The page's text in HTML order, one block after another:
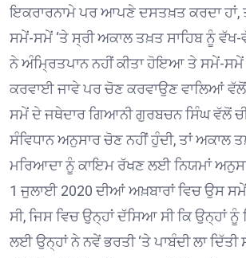
ਇਕਰਾਰਨਾਮੇ ਪਰ ਆਪਣੇ ਦਸਤਖ਼ਤ ਕਰਦਾ ਹਾਂ,
ਸਮੇਂ-ਸਮੇਂ ‘ਤੇ ਸ੍ਰੀ ਅਕਾਲ ਤਖ਼ਤ ਸਾਹਿਬ ਨੂੰ
ਨੇ ਅੰਮ੍ਰਿਤਪਾਨ ਨਹੀਂ ਕੀਤਾ ਹੋਇਆ ਤੇ ਸਮੇਂ-ਸਮੇਂ
ਕਰਵਾਈ ਜਾਵੇ ਪਰ ਚੋਣ ਕਰਵਾਉਣ ਵਾਲਿਆਂ ਵੱਲੋਂ
ਸਮੇਂ ਦੇ ਜਥੇਦਾਰ ਗਿਆਨੀ ਗੁਰਬਚਨ ਸਿੰਘ ਵੱਲੋਂ
ਸੰਵਿਧਾਨ ਅਨੁਸਾਰ ਚੋਣ ਨਹੀਂ ਹੁੰਦੀ, ਤਾਂ
ਮਰਿਆਦਾ ਨੂੰ ਕਾਇਮ ਰੱਖਣ ਲਈ ਨਿਯਮਾਂ
1 ਜੁਲਾਈ 2020 ਦੀਆਂ ਅਖ਼ਬਾਰਾਂ ਵਿਚ ਉਸ
ਸੀ, ਜਿਸ ਵਿਚ ਉਨ੍ਹਾਂ ਦੱਸਿਆ ਸੀ ਕਿ ਉਨ੍ਹਾਂ
ਲਈ ਉਨ੍ਹਾਂ ਨੇ ਨਵੇਂ ਭਰਤੀ ‘ਤੇ ਪਾਬੰਦੀ ਲਾ